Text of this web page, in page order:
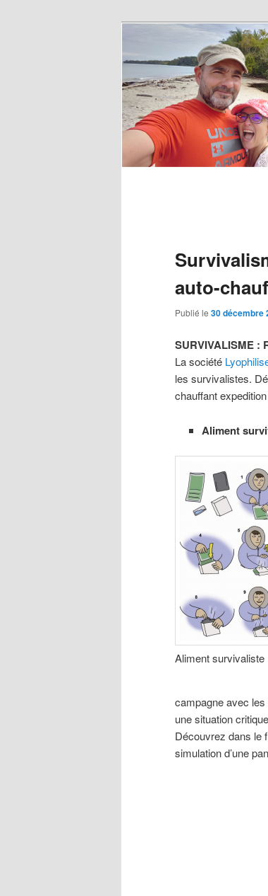
auto-
Publié le 30 décembre
SURVIVALISME :
La société
les survivalistes.
chauffant
Aliment
Aliment survivaliste
campagne avec
une situation
Découvrez dans le
simulation d’une